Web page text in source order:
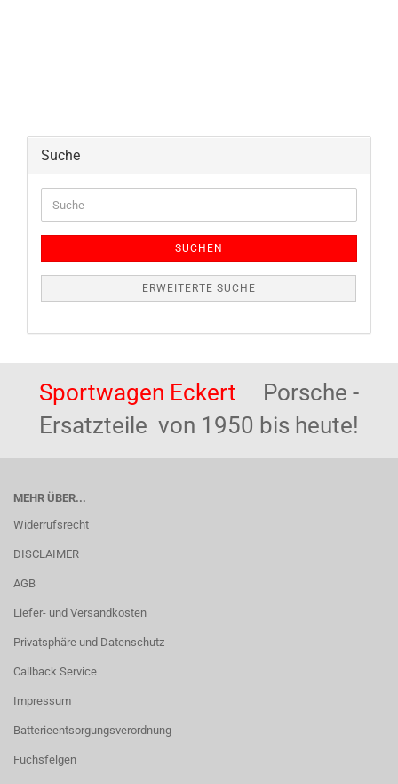
Suche
SUCHEN
ERWEITERTE SUCHE
Sportwagen Eckert Porsche -
Ersatzteile von 1950 bis heute!
MEHR ÜBER...
Widerrufsrecht
DISCLAIMER
AGB
Liefer- und Versandkosten
Privatsphäre und Datenschutz
Callback Service
Impressum
Batterieentsorgungsverordnung
Fuchsfelgen